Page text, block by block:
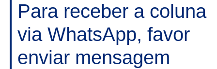
Para receber a coluna
via WhatsApp, favor
enviar mensagem